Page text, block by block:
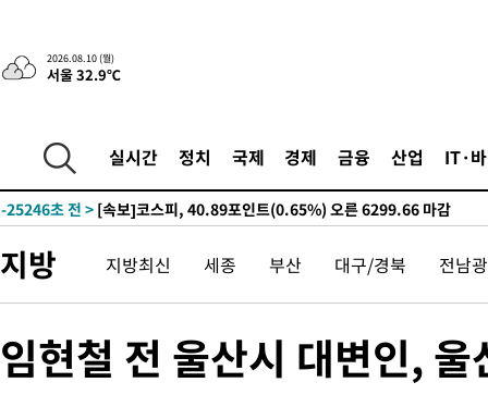
2026.08.10 (월)
서울 32.9℃
실시간 정치 국제 경제 금융 산업 IT·
2시간 전 >트럼프, 이란 추가 요구에 "저강도 대응…이건 체스게임"
-31749초 전 >[속보]경찰, '내부 비리' 자진신고자 징계 감면…포상금 1억으
-27584초 전 >
제주 골프장서 멧돼지 출현 결국 사살…'이용객 대피'
-25402초 전 >
-25246초 전 > [속보]코스피, 40.89포인트(0.65%) 오른 6299.66 마감
-21939초 전 >
대포통장 107개로 불법도박 수익 5062억 세탁…19명 검거
-20416초 전 >[속보]이 대통령 "2028년 중순까지 광주 군공항 기능 다른 군
-6214초 전 >[속보]'전장연 시위' 1호선 용산역 상행선 무정차 통과 종료
지방 지방최신 세종 부산 대구/경북 전남
임현철 전 울산시 대변인,